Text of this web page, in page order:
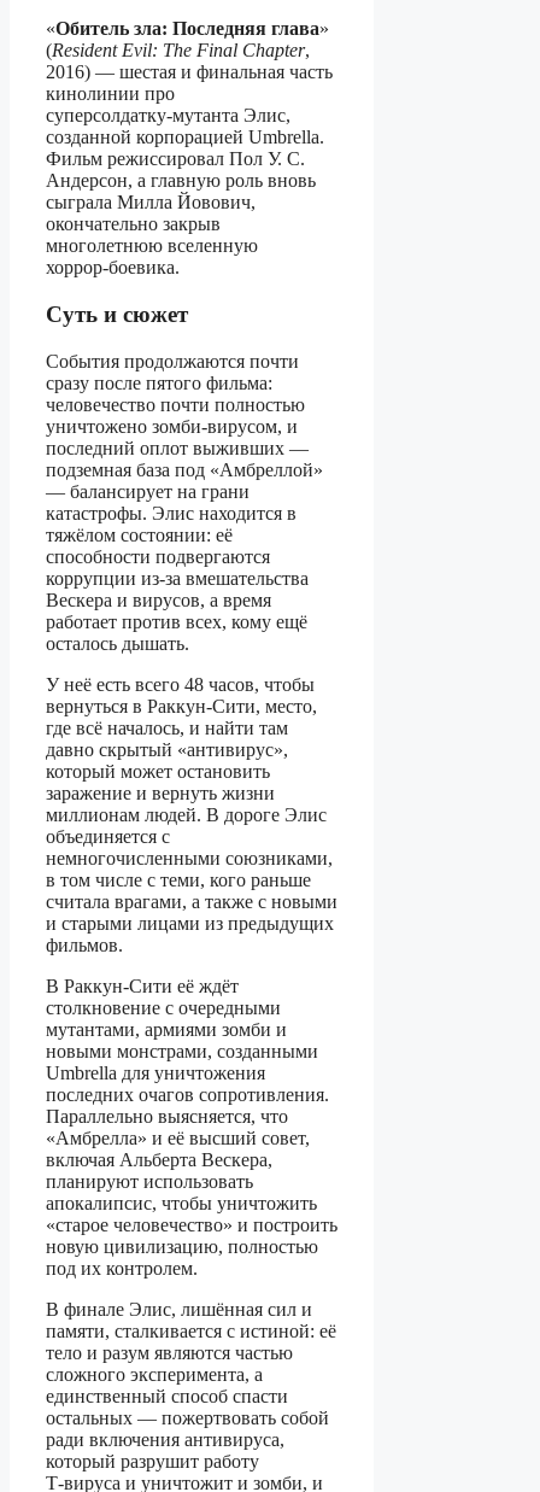
«Обитель зла: Последняя глава»
(Resident Evil: The Final Chapter,
2016) — шестая и финальная часть
кинолинии про
суперсолдатку‑мутанта Элис,
созданной корпорацией Umbrella.
Фильм режиссировал Пол У. С.
Андерсон, а главную роль вновь
сыграла Милла Йовович,
окончательно закрыв
многолетнюю вселенную
хоррор‑боевика.
Суть и сюжет
События продолжаются почти
сразу после пятого фильма:
человечество почти полностью
уничтожено зомби‑вирусом, и
последний оплот выживших —
подземная база под «Амбреллой»
— балансирует на грани
катастрофы. Элис находится в
тяжёлом состоянии: её
способности подвергаются
коррупции из‑за вмешательства
Вескера и вирусов, а время
работает против всех, кому ещё
осталось дышать.
У неё есть всего 48 часов, чтобы
вернуться в Раккун‑Сити, место,
где всё началось, и найти там
давно скрытый «антивирус»,
который может остановить
заражение и вернуть жизни
миллионам людей. В дороге Элис
объединяется с
немногочисленными союзниками,
в том числе с теми, кого раньше
считала врагами, а также с новыми
и старыми лицами из предыдущих
фильмов.
В Раккун‑Сити её ждёт
столкновение с очередными
мутантами, армиями зомби и
новыми монстрами, созданными
Umbrella для уничтожения
последних очагов сопротивления.
Параллельно выясняется, что
«Амбрелла» и её высший совет,
включая Альберта Вескера,
планируют использовать
апокалипсис, чтобы уничтожить
«старое человечество» и построить
новую цивилизацию, полностью
под их контролем.
В финале Элис, лишённая сил и
памяти, сталкивается с истиной: её
тело и разум являются частью
сложного эксперимента, а
единственный способ спасти
остальных — пожертвовать собой
ради включения антивируса,
который разрушит работу
T‑вируса и уничтожит и зомби, и